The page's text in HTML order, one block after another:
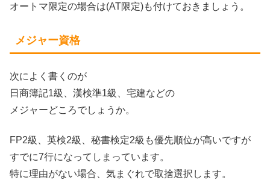
オートマ限定の場合は(AT限定)も付けておきましょう。
メジャー資格
次によく書くのが
日商簿記1級、漢検準1級、宅建などの
メジャーどころでしょうか。
FP2級、英検2級、秘書検定2級も優先順位が高いですが
すでに7行になってしまっています。
特に理由がない場合、気まぐれで取捨選択します。